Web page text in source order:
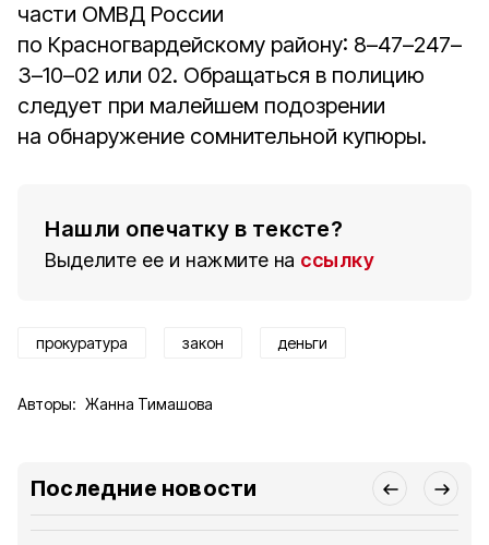
части ОМВД России
по Красногвардейскому району: 8–47–247–
3–10–02 или 02. Обращаться в полицию
следует при малейшем подозрении
на обнаружение сомнительной купюры.
Нашли опечатку в тексте?
Выделите ее и нажмите на ссылку
прокуратура закон деньги
Авторы: Жанна Тимашова
Последние новости